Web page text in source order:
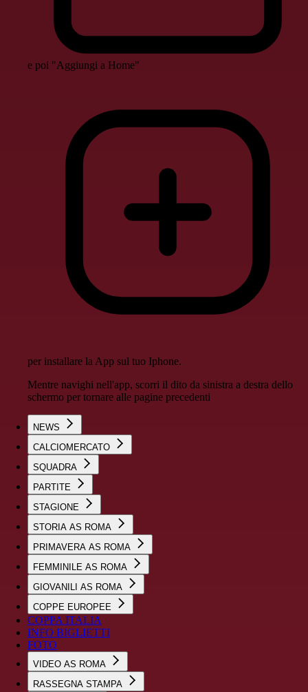
e poi "Aggiungi a Home"
per installare la App sul tuo Iphone.
Mentre navighi nell'app, scorri il dito da sinistra a destra dello
schermo per tornare alle pagine precedenti
NEWS
CALCIOMERCATO
SQUADRA
PARTITE
STAGIONE
STORIA AS ROMA
PRIMAVERA AS ROMA
FEMMINILE AS ROMA
GIOVANILI AS ROMA
COPPE EUROPEE
COPPA ITALIA
INFO BIGLIETTI
FOTO
VIDEO AS ROMA
RASSEGNA STAMPA